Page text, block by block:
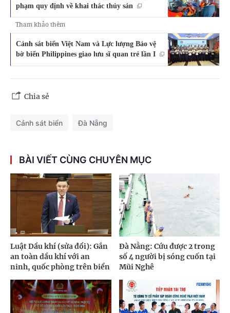
phạm quy định về khai thác thủy sản
Tham khảo thêm
Cảnh sát biển Việt Nam và Lực lượng Bảo vệ
bờ biển Philippines giao lưu sĩ quan trẻ lần I
Chia sẻ
Cảnh sát biển Đà Nẵng
BÀI VIẾT CÙNG CHUYÊN MỤC
Luật Dầu khí (sửa đổi): Gắn
an toàn dầu khí với an
ninh, quốc phòng trên biển
Đà Nẵng: Cứu được 2 trong
số 4 người bị sóng cuốn tại
Mũi Nghê